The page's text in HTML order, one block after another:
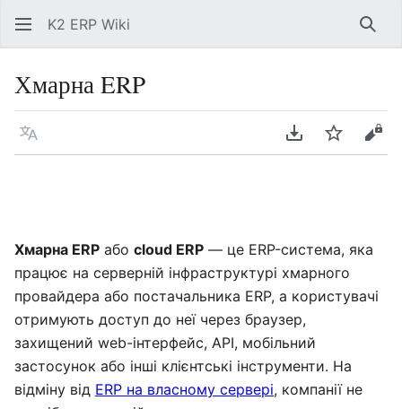
K2 ERP Wiki
Хмарна ERP
Мова Завантажити
Хмарна ERP або cloud ERP — це ERP-система, яка
працює на серверній інфраструктурі хмарного
провайдера або постачальника ERP, а користувачі
отримують доступ до неї через браузер,
захищений web-інтерфейс, API, мобільний
застосунок або інші клієнтські інструменти. На
відміну від ERP на власному сервері, компанії не